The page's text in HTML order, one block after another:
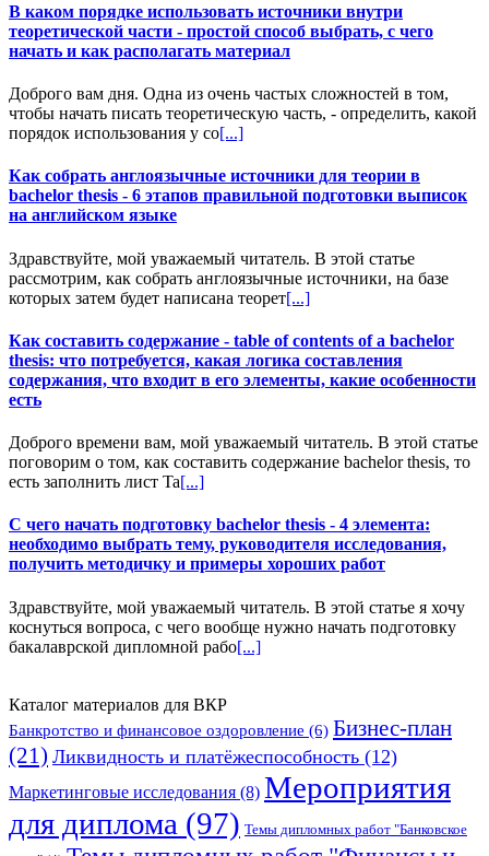
В каком порядке использовать источники внутри
теоретической части - простой способ выбрать, с чего
начать и как располагать материал
Доброго вам дня. Одна из очень частых сложностей в том,
чтобы начать писать теоретическую часть, - определить, какой
порядок использования у со[...]
Как собрать англоязычные источники для теории в
bachelor thesis - 6 этапов правильной подготовки выписок
на английском языке
Здравствуйте, мой уважаемый читатель. В этой статье
рассмотрим, как собрать англоязычные источники, на базе
которых затем будет написана теорет[...]
Как составить содержание - table of contents of a bachelor
thesis: что потребуется, какая логика составления
содержания, что входит в его элементы, какие особенности
есть
Доброго времени вам, мой уважаемый читатель. В этой статье
поговорим о том, как составить содержание bachelor thesis, то
есть заполнить лист Ta[...]
С чего начать подготовку bachelor thesis - 4 элемента:
необходимо выбрать тему, руководителя исследования,
получить методичку и примеры хороших работ
Здравствуйте, мой уважаемый читатель. В этой статье я хочу
коснуться вопроса, с чего вообще нужно начать подготовку
бакалаврской дипломной рабо[...]
Каталог материалов для ВКР
Банкротство и финансовое оздоровление (6) Бизнес-план
(21) Ликвидность и платёжеспособность (12)
Маркетинговые исследования (8) Мероприятия
для диплома (97) Темы дипломных работ "Банковское